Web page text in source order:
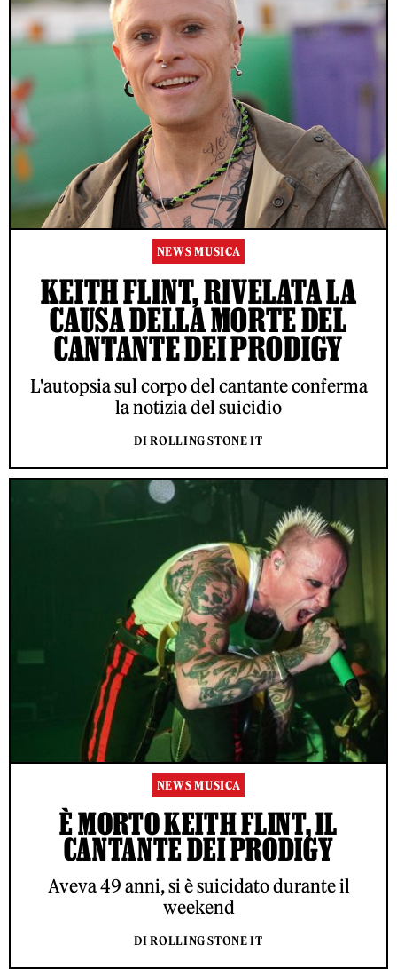
NEWS MUSICA
KEITH FLINT, RIVELATA LA
CAUSA DELLA MORTE DEL
CANTANTE DEI PRODIGY
L'autopsia sul corpo del cantante conferma
la notizia del suicidio
DI ROLLING STONE IT
NEWS MUSICA
È MORTO KEITH FLINT, IL
CANTANTE DEI PRODIGY
Aveva 49 anni, si è suicidato durante il
weekend
DI ROLLING STONE IT